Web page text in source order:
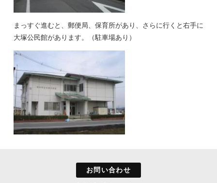
まっすぐ進むと、郵便局、保育所があり、さらに行くと右手に
大塚公民館があります。（駐車場あり）
お問い合わせ